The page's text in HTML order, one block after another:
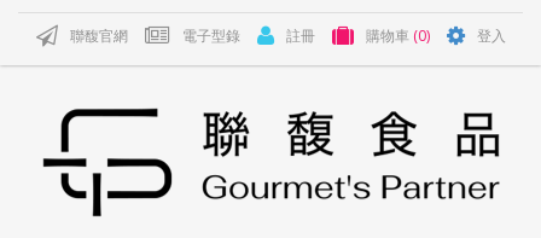
聯馥官網 電子型錄 註冊 購物車 (0) 登入